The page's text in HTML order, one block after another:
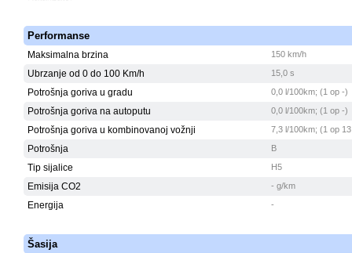
Performanse
Maksimalna brzina 150 km/h
Ubrzanje od 0 do 100 Km/h 15,0 s
Potrošnja goriva u gradu 0,0 l/100km; (1 op -)
Potrošnja goriva na autoputu 0,0 l/100km; (1 op -)
Potrošnja goriva u kombinovanoj vožnji 7,3 l/100km; (1 op
Potrošnja B
Tip sijalice H5
Emisija CO2 - g/km
Energija -
Šasija